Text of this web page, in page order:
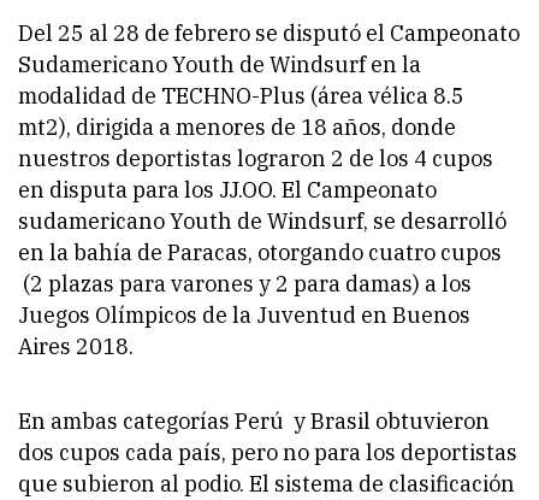
Del 25 al 28 de febrero se disputó el Campeonato
Sudamericano Youth de Windsurf en la
modalidad de TECHNO-Plus (área vélica 8.5
mt2), dirigida a menores de 18 años, donde
nuestros deportistas lograron 2 de los 4 cupos
en disputa para los JJ.OO. El Campeonato
sudamericano Youth de Windsurf, se desarrolló
en la bahía de Paracas, otorgando cuatro cupos
(2 plazas para varones y 2 para damas) a los
Juegos Olímpicos de la Juventud en Buenos
Aires 2018.
En ambas categorías Perú y Brasil obtuvieron
dos cupos cada país, pero no para los deportistas
que subieron al podio. El sistema de clasificación